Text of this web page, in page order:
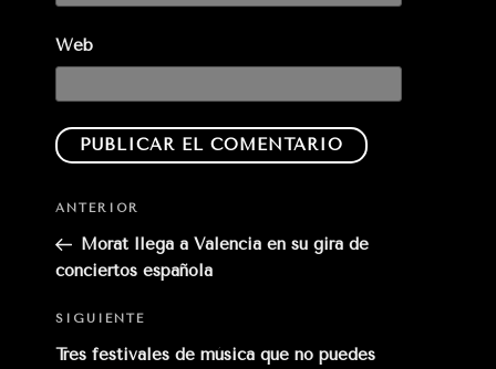
Web
Entrada
anterior:
ANTERIOR
Morat llega a Valencia en su gira de
conciertos española
Siguiente
entrada
SIGUIENTE
Tres festivales de música que no puedes